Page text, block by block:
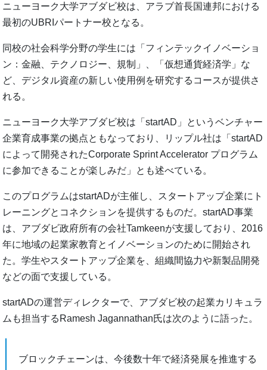
ニューヨーク大学アブダビ校は、アラブ首長国連邦における
最初のUBRIパートナー校となる。
同校の社会科学分野の学生には「フィンテックイノベーショ
ン：金融、テクノロジー、規制」、「仮想通貨経済学」な
ど、デジタル資産の新しい使用例を研究するコースが提供さ
れる。
ニューヨーク大学アブダビ校は「startAD」というベンチャー
企業育成事業の拠点ともなっており、リップル社は「startAD
によって開発されたCorporate Sprint Accelerator プログラム
に参加できることが楽しみだ」とも述べている。
このプログラムはstartADが主催し、スタートアップ企業にト
レーニングとコネクションを提供するものだ。startAD事業
は、アブダビ政府所有の会社Tamkeenが支援しており、2016
年に地域の起業家教育とイノベーションのために開始され
た。学生やスタートアップ企業を、組織間協力や新製品開発
などの面で支援している。
startADの運営ディレクターで、アブダビ校の起業カリキュラ
ムも担当するRamesh Jagannathan氏は次のように語った。
ブロックチェーンは、今後数十年で経済発展を推進する